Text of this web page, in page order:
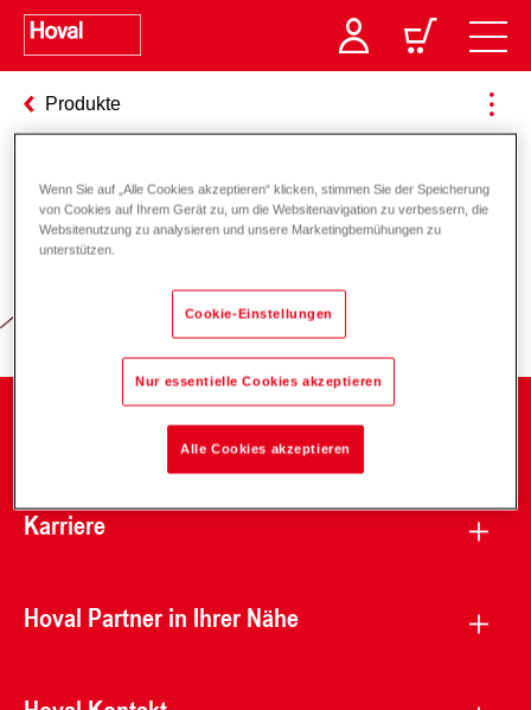
Produkte
Verantwortung für Energie und
Karriere
Hoval Partner in Ihrer Nähe
Wenn Sie auf „Alle Cookies akzeptieren“ klicken, stimmen Sie der Speicherung
von Cookies auf Ihrem Gerät zu, um die Websitenavigation zu verbessern, die
Websitenutzung zu analysieren und unsere Marketingbemühungen zu
unterstützen.
Cookie-Einstellungen
Nur essentielle Cookies akzeptieren
Alle Cookies akzeptieren